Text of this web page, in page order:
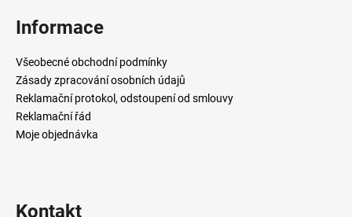
Informace
Všeobecné obchodní podmínky
Zásady zpracování osobních údajů
Reklamační protokol, odstoupení od smlouvy
Reklamační řád
Moje objednávka
Kontakt